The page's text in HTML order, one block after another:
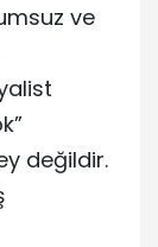
ve
değildir.